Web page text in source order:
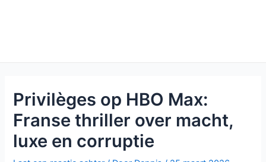
Privilèges op HBO Max:
Franse thriller over macht,
luxe en corruptie